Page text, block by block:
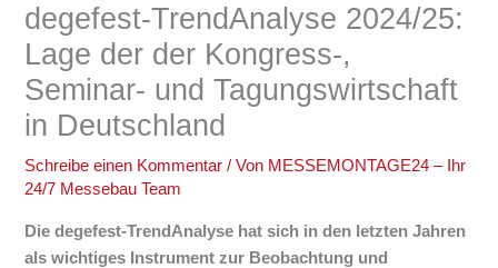
degefest-TrendAnalyse 2024/25:
Lage der der Kongress-,
Seminar- und Tagungswirtschaft
in Deutschland
Schreibe einen Kommentar / Von MESSEMONTAGE24 – Ihr
24/7 Messebau Team
Die degefest-TrendAnalyse hat sich in den letzten Jahren
als wichtiges Instrument zur Beobachtung und